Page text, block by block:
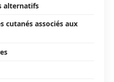
alternatifs
cutanés associés aux